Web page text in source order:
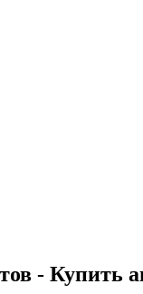
- Купить